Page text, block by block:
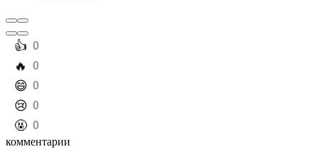
️👍 0
️🔥 0
️😄 0
️😢 0
️🤬 0
комментарии